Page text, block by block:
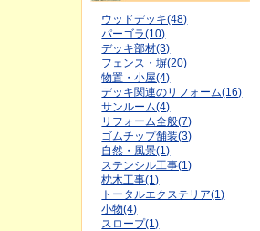
ウッドデッキ(48)
パーゴラ(10)
デッキ部材(3)
フェンス・塀(20)
物置・小屋(4)
デッキ関連のリフォーム(16)
サンルーム(4)
リフォーム全般(7)
ゴムチップ舗装(3)
自然・風景(1)
ステンシル工事(1)
枕木工事(1)
トータルエクステリア(1)
小物(4)
スロープ(1)